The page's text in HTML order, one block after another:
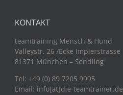
KONTAKT
teamtraining Mensch & Hund
Valleystr. 26 /Ecke Implerstrasse
81371 München – Sendling
Tel: +49 (0) 89 7205 9995
Email: info[at]die-teamtrainer.de